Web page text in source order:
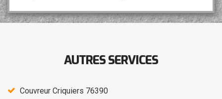
AUTRES SERVICES
Couvreur Criquiers 76390